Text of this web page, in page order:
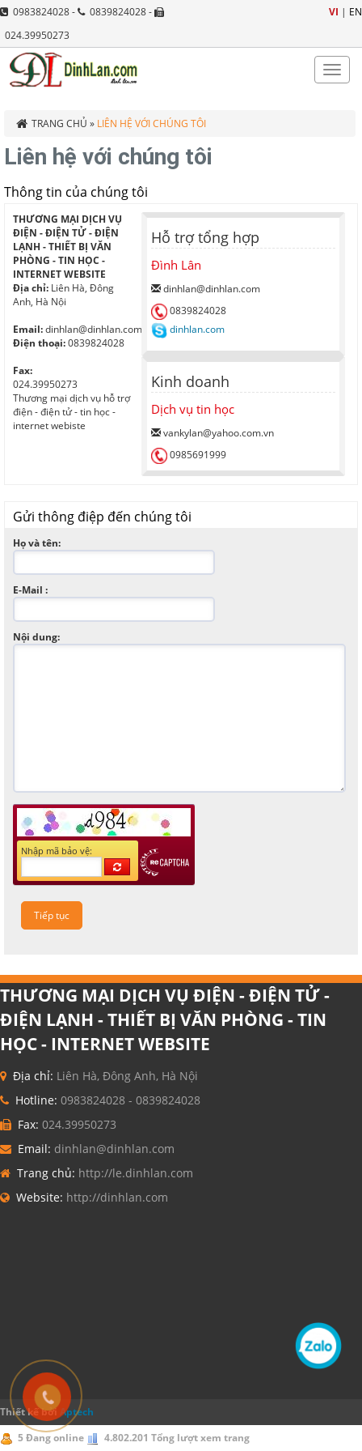
0983824028 -
0839824028 -
024.39950273
VI | EN
Toggle
TRANG CHỦ » LIÊN HỆ VỚI CHÚNG TÔI
Liên hệ với chúng tôi
Thông tin của chúng tôi
THƯƠNG MẠI DỊCH VỤ
ĐIỆN - ĐIỆN TỬ - ĐIỆN
LẠNH - THIẾT BỊ VĂN
PHÒNG - TIN HỌC -
INTERNET WEBSITE
Địa chỉ: Liên Hà, Đông
Anh, Hà Nội
Email:dinhlan@dinhlan.com
Điện thoại:0839824028
Fax:
024.39950273
Thương mại dịch vụ hỗ trợ
điện - điện tử - tin học -
internet webiste
Hỗ trợ tổng hợp
Đình Lân
dinhlan@dinhlan.com
0839824028
dinhlan.com
Kinh doanh
Dịch vụ tin học
vankylan@yahoo.com.vn
0985691999
Gửi thông điệp đến chúng tôi
Họ và tên:
E-Mail :
Nội dung:
Nhập mã bảo vệ:
THƯƠNG MẠI DỊCH VỤ ĐIỆN - ĐIỆN TỬ -
ĐIỆN LẠNH - THIẾT BỊ VĂN PHÒNG - TIN
HỌC - INTERNET WEBSITE
Địa chỉ: Liên Hà, Đông Anh, Hà Nội
Hotline: 0983824028 - 0839824028
Fax: 024.39950273
Email: dinhlan@dinhlan.com
Trang chủ: http://le.dinhlan.com
Website: http://dinhlan.com
Thiết kế bởi Aptech
5 Đang online
4.802.201 Tổng lượt xem trang